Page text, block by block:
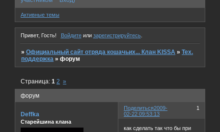
Активные темы
Привет, Гость! Войдитеили зарегистрируйтесь.
»Официальный сайт отряда кошачьих... Клан KISSA »Тех.
поддержка »форум
форум
Страница:1 2 »
Поделиться 1
2009-
02-22 09:53:13
Deffka
Старейшина клана
как сделать так что бы при